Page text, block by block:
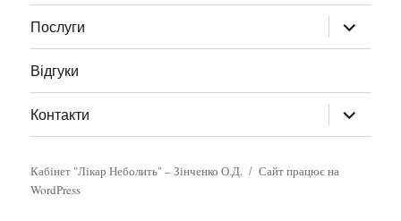
Послуги
підменю
Відгуки
Контакти підменю
Кабінет "Лікар Неболить" – Зінченко О.Д.
Сайт працює на
WordPress